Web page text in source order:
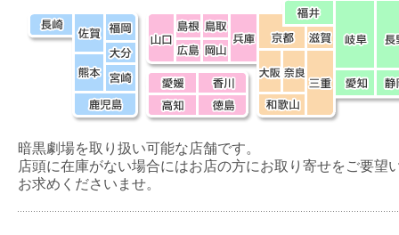
暗黒劇場を取り扱い可能な店舗です。
店頭に在庫がない場合にはお店の方にお取り寄せをご要望
お求めくださいませ。